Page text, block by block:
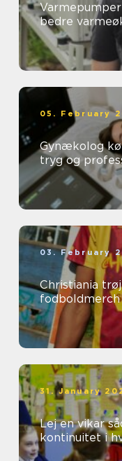
bedre
05. February
Gynækolog københavn
tryg og
03. February
Christiania trøjer mere
fodboldmerch
31. January
Lej en vikar sådan skaber du tryghed og
kontinuitet i